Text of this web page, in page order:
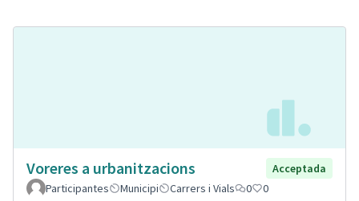
Voreres a urbanitzacions
Acceptada
Participantes
Municipi Carrers i Vials 0 0